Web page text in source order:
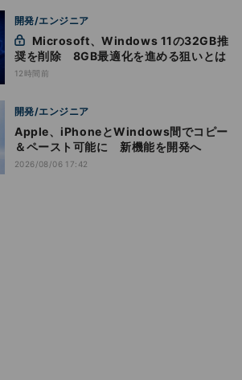
開発/エンジニア
奨を削除 8GB最適化を進める狙いとは
12時間前
開発/エンジニア
Apple、iPhoneとWindows間でコピー
＆ペースト可能に 新機能を開発へ
2026/08/06 17:42